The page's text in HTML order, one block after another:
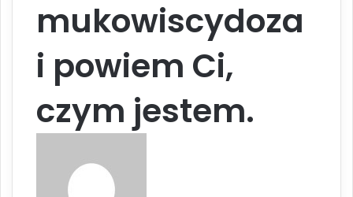
mukowiscydoza
i powiem Ci,
czym jestem.